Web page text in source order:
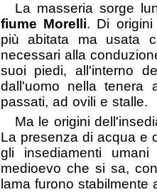
La masseria sorge
fiume Morelli. Di
più abitata ma usata
necessari alla
suoi piedi, all'interno
dall'uomo nella tenera
passati, ad ovili e stalle.
Ma le origini
La presenza di acqua e
gli insediamenti
medioevo che si sa,
lama furono stabilmente